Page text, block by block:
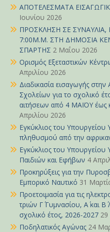
ΑΠΟΤΕΛΕΣΜΑΤΑ
Ιουνίου 2026
ΠΡΟΣΚΛΗΣΗ ΣΕ ΣΥΝΑΥΛΙΑ,
7:00Μ.Μ. ΣΤΗ ΔΗΜΟΣΙΑ
ΣΠΑΡΤΗΣ 2 Μαΐου 2026
Ορισμός Εξεταστικών
Απριλίου 2026
Διαδικασία εισαγωγής
Σχολείων για το σχολικό
αιτήσεων από 4 ΜΑΪΟΥ έως
Απριλίου 2026
Εγκύκλιος του Υπουργείου
πληθυσμού από την
Εγκύκλιος του Υπουργείου
Παιδιών και Εφήβων 4
Προκηρύξεις για την
Εμπορικό Ναυτικό 31
Προετοιμασία για τις
τριών Γ΄ Γυμνασίου, Α΄ και
σχολικό έτος, 2026-2027
Ποδηλατικός Αγώνας 24